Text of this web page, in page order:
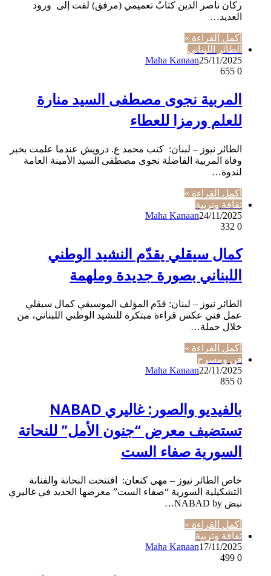
ركان ناصر الدين كتابٌ تعميمي (مرفق) لفت إلى ورود
العديد…
أكمل القراءة »
الطائر اللبناني
Maha Kanaan25/11/2025
0
المربية نجوى مصطفى السيد منارة
للعلم ورمزا للعطاء
الطائر نيوز – لبنان: كتب محمد ع. درويش عندما علمت بخبر
وفاة المربية الفاضلة نجوى مصطفى السيد الأمينة العامة
لندوة…
أكمل القراءة »
ثقافة وتربية
Maha Kanaan24/11/2025
0
كمال سيقلي يقدّم النشيد الوطني
اللبناني بصورة جديدة وملهمة
الطائر نيوز – لبنان: قدّم المؤلف الموسيقي كمال سيقلي
عمل فني عكس قراءة مبتكرة للنشيد الوطني اللبناني، من
خلال حملة…
أكمل القراءة »
فن ومسرح
Maha Kanaan22/11/2025
0
بالفيديو والصور: غاليري NABAD
تستضيف معرض “جنون الأمل” للنحاتة
السورية صفاء الست
خاص الطائر نيوز – مهى كنعان: افتتحت النحاتة والفنانة
التشكيلية السورية “صفاء الست” معرضها الجديد في غاليري
نبض NABAD by…
أكمل القراءة »
ثقافة وتربية
Maha Kanaan17/11/2025
0